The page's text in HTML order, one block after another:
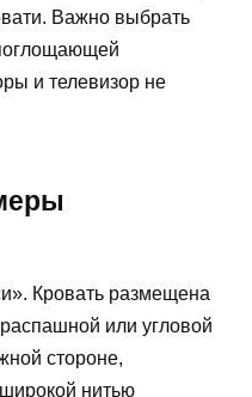
Важно выбрать
и телевизор не
Кровать размещена
или угловой
стороне,
нитью